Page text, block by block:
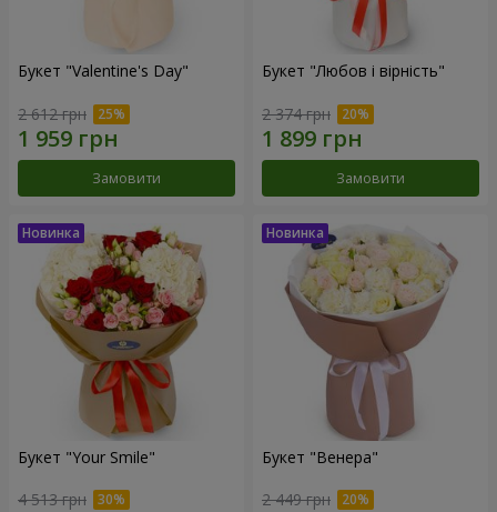
Букет "Valentine's Day"
2 612 грн
Замовити
Букет "Любов і вірність"
2 374 грн
Замовити
Букет "Your Smile"
4 513 грн
Букет "Венера"
2 449 грн